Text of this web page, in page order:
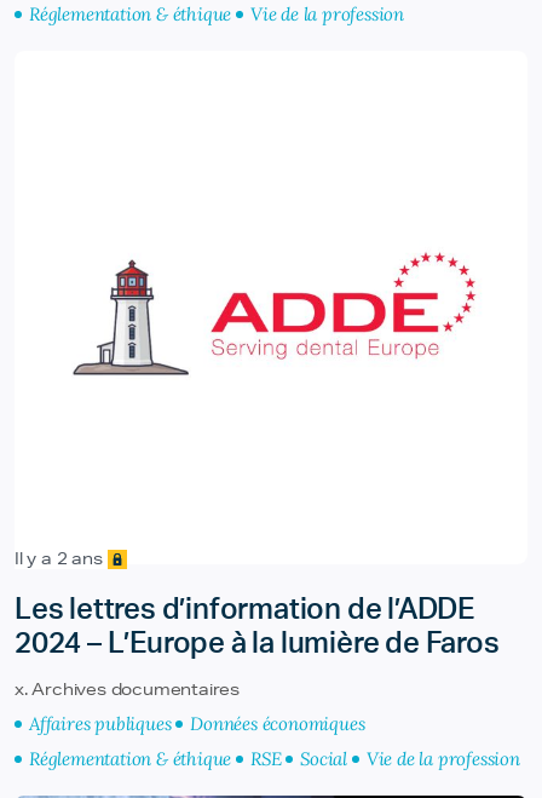
Réglementation & éthique Vie de la profession
Il y a 2 ans
Les lettres d’information de l’ADDE
2024 – L’Europe à la lumière de Faros
x. Archives documentaires
Affaires publiques
Données économiques
Réglementation & éthique
RSE Social Vie de la profession